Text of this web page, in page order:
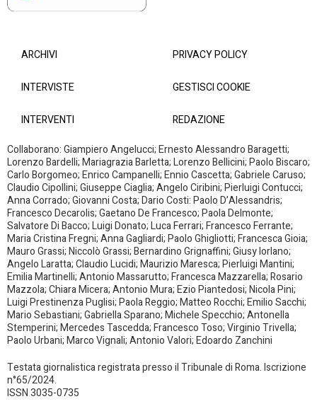
ARCHIVI
INTERVISTE
INTERVENTI
PRIVACY POLICY
GESTISCI COOKIE
REDAZIONE
Collaborano: Giampiero Angelucci; Ernesto Alessandro Baragetti;
Lorenzo Bardelli; Mariagrazia Barletta; Lorenzo Bellicini; Paolo Biscaro;
Carlo Borgomeo; Enrico Campanelli; Ennio Cascetta; Gabriele Caruso;
Claudio Cipollini; Giuseppe Ciaglia; Angelo Ciribini; Pierluigi Contucci;
Anna Corrado; Giovanni Costa; Dario Costi: Paolo D’Alessandris;
Francesco Decarolis; Gaetano De Francesco; Paola Delmonte;
Salvatore Di Bacco; Luigi Donato; Luca Ferrari; Francesco Ferrante;
Maria Cristina Fregni; Anna Gagliardi; Paolo Ghigliotti; Francesca Gioia;
Mauro Grassi; Niccolò Grassi; Bernardino Grignaffini; Giusy Iorlano;
Angelo Laratta; Claudio Lucidi; Maurizio Maresca; Pierluigi Mantini;
Emilia Martinelli; Antonio Massarutto; Francesca Mazzarella; Rosario
Mazzola; Chiara Micera; Antonio Mura; Ezio Piantedosi; Nicola Pini;
Luigi Prestinenza Puglisi; Paola Reggio; Matteo Rocchi; Emilio Sacchi;
Mario Sebastiani; Gabriella Sparano; Michele Specchio; Antonella
Stemperini; Mercedes Tascedda; Francesco Toso; Virginio Trivella;
Paolo Urbani; Marco Vignali; Antonio Valori; Edoardo Zanchini
Testata giornalistica registrata presso il Tribunale di Roma. Iscrizione
n°65/2024.
ISSN 3035-0735